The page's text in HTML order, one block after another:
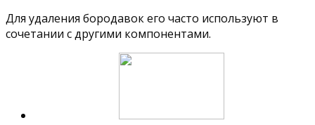
Для удаления бородавок его часто используют в
сочетании с другими компонентами.